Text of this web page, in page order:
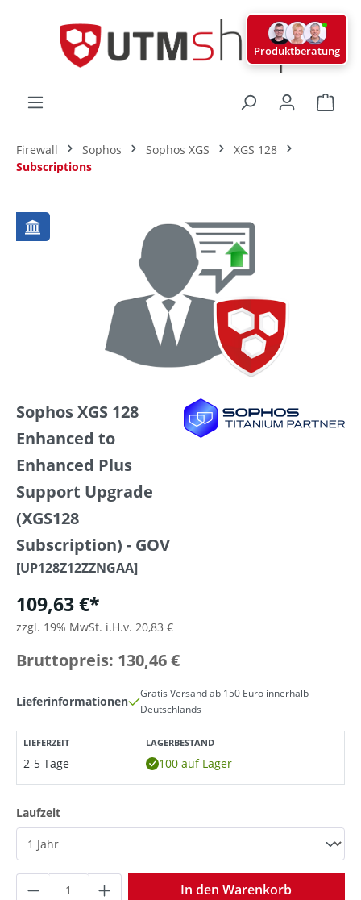
Firewall Sophos Sophos XGS
XGS 128
Subscriptions
Bildergalerie überspringen
Sophos XGS 128
Enhanced to
Enhanced Plus
Support Upgrade
(XGS128
Subscription) - GOV
[UP128Z12ZZNGAA]
109,63 €*
zzgl. 19% MwSt. i.H.v. 20,83 €
Bruttopreis: 130,46 €
Lieferinformationen
Gratis Versand ab 150 Euro innerhalb
Deutschlands
LIEFERZEIT
2-5 Tage
LAGERBESTAND
100 auf Lager
Laufzeitauswählen
Produkt Anzahl: Gib den gewünschten
In den Warenkorb
Produktberatung